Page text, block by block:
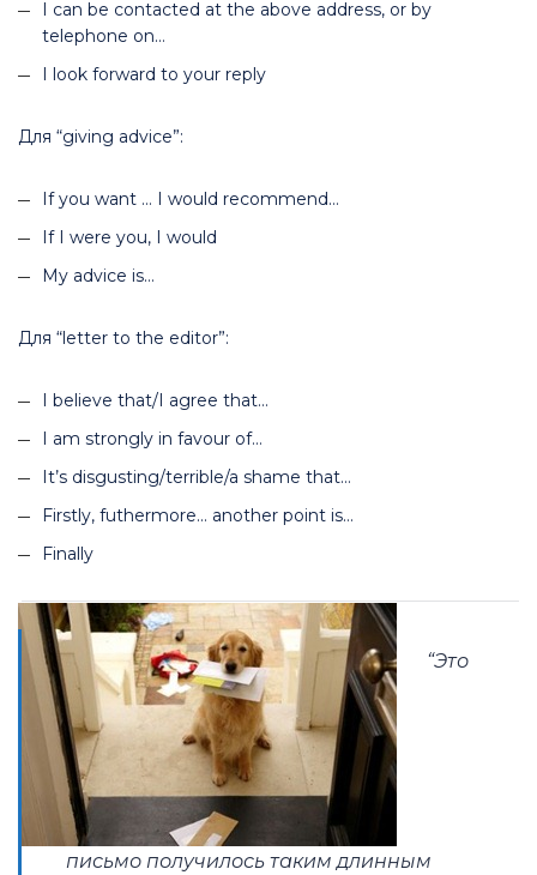
I can be contacted at the above address, or by
telephone on…
I look forward to your reply
Для “giving advice”:
If you want … I would recommend…
If I were you, I would
My advice is…
Для “letter to the editor”:
I believe that/I agree that…
I am strongly in favour of…
It’s disgusting/terrible/a shame that…
Firstly, futhermore… another point is…
Finally
“Это
письмо получилось таким длинным